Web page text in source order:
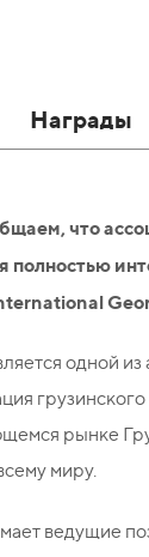
Награды
что
полностью
одной
рынке
миру.
ведущие